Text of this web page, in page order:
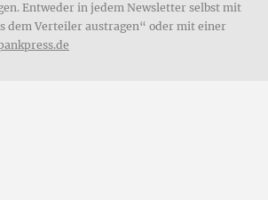
Entweder in jedem Newsletter selbst mit
dem Verteiler austragen“ oder mit einer